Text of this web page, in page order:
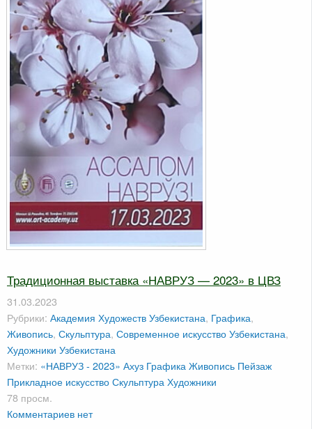
Традиционная выставка «НАВРУЗ — 2023» в ЦВЗ
31.03.2023
Рубрики: Академия Художеств Узбекистана, Графика,
Живопись, Скульптура, Современное искусство Узбекистана,
Художники Узбекистана
Метки: «НАВРУЗ - 2023» Ахуз ГрафикаЖивопись Пейзаж
Прикладное искусствоСкульптураХудожники
78 просм.
Комментариев нет